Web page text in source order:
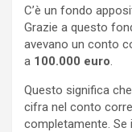
C’è un fondo
Grazie a questo
avevano un conto
a 100.000 euro.
Questo significa
cifra nel conto
completamente. Se